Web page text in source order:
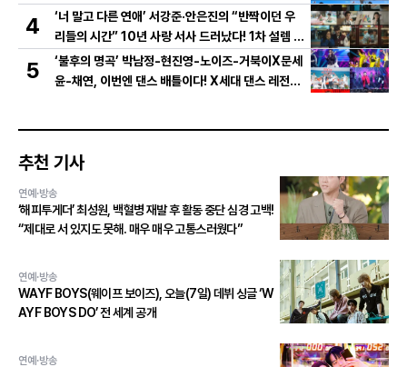
4
‘너 말고 다른 연애’ 서강준·안은진의 “반짝이던 우
리들의 시간” 10년 사랑 서사 드러났다! 1차 설렘 티
저 영상 공개!
5
‘불후의 명곡’ 박남정-현진영-노이즈-거북이X문세
윤-채연, 이번엔 댄스 배틀이다! X세대 댄스 레전드
추천 기사
연예·방송
‘해피투게더’ 최성원, 백혈병 재발 후 활동 중단 심경 고백!
“제대로 서 있지도 못해. 매우 매우 고통스러웠다”
연예·방송
WAYF BOYS(웨이프 보이즈), 오늘(7일) 데뷔 싱글 ‘W
AYF BOYS DO’ 전 세계 공개
연예·방송